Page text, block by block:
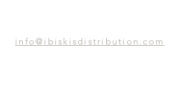
info@ibiskisdistribution.com